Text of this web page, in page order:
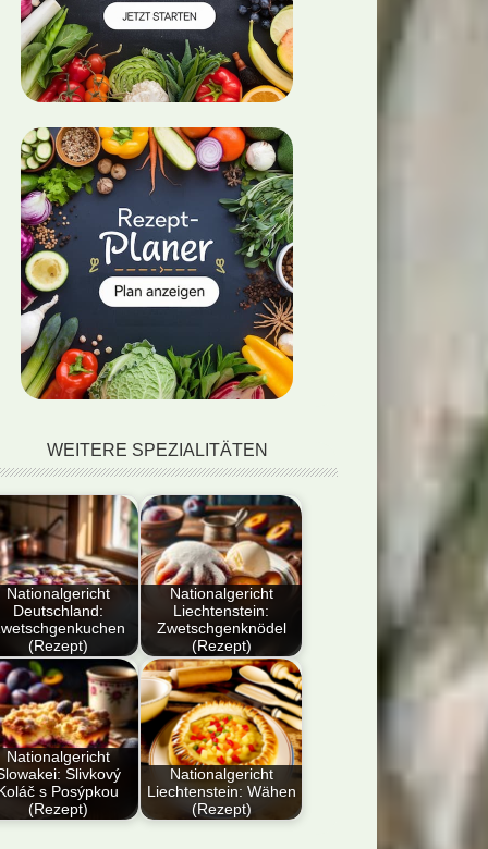
WEITERE SPEZIALITÄTEN
Nationalgericht
Deutschland:
(Rezept)
Artikel bietet
für deutschen
Nationalgericht
Liechtenstein:
Zwetschgenknödel
(Rezept)
Dieser Artikel bietet
eine detaillierte
Anleitung zur
Zubereitung von
Zwetschgenknödeln,
…
Nationalgericht
Slivkový
Koláč s Posýpkou
(Rezept)
Nationalgericht
Liechtenstein: Wähen
(Rezept)